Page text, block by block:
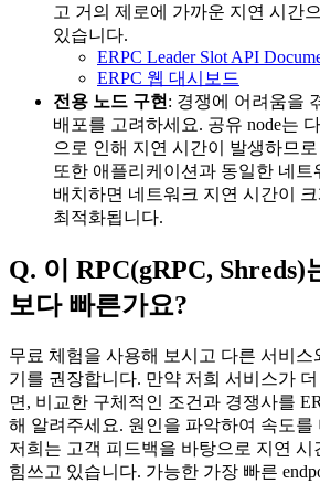
고 거의 제로에 가까운 지연 시간
있습니다.
ERPC Leader Slot API
ERPC 웹 대시보드
전용 노드 구현 : 경쟁에 어려움을
배포를 고려하세요. 공유 node는
으로 인해 지연 시간이 발생하므
또한 애플리케이션과 동일한 네트
배치하면 네트워크 지연 시간이 크
최적화됩니다.
Q. 이 RPC(gRPC, Shreds)
보다 빠른가요?
무료 체험을 사용해 보시고 다른 서비스
기를 권장합니다. 만약 저희 서비스가
면, 비교한 구체적인 조건과 경쟁사를
해 알려주세요. 원인을 파악하여 속도를
저희는 고객 피드백을 바탕으로 지연 시
힘쓰고 있습니다. 가능한 가장 빠른